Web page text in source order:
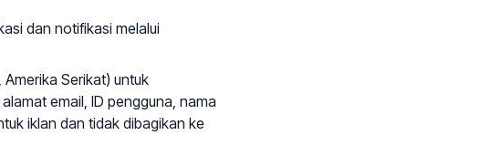
dan notifikasi melalui
Serikat) untuk
email, ID pengguna, nama
iklan dan tidak dibagikan ke